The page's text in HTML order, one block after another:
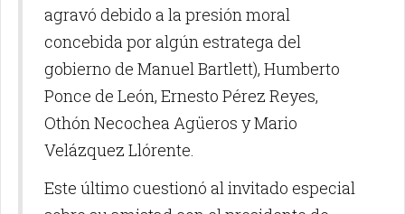
agravó debido a la presión moral
concebida por algún estratega del
gobierno de Manuel Bartlett), Humberto
Ponce de León, Ernesto Pérez Reyes,
Othón Necochea Agüeros y Mario
Velázquez Llórente.
Este último cuestionó al invitado especial